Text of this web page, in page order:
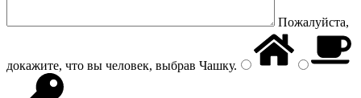
Пожалуйста,
докажите, что вы человек, выбрав Чашку.